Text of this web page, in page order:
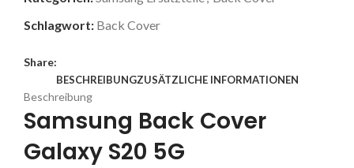
Schlagwort: Back Cover
Share:
BESCHREIBUNGZUSÄTZLICHE INFORMATIONEN
Beschreibung
Samsung Back Cover
Galaxy S20 5G